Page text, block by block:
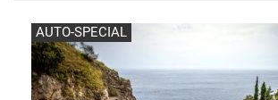
AUTO-SPECIAL